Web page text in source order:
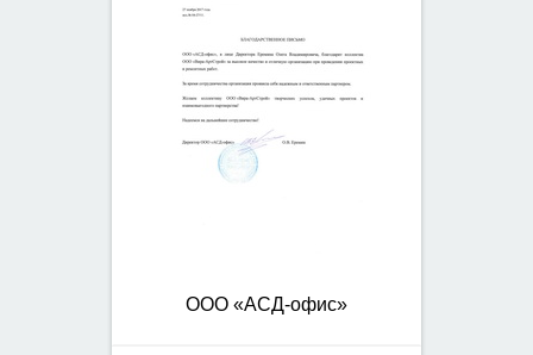
ООО «АСД-офис»